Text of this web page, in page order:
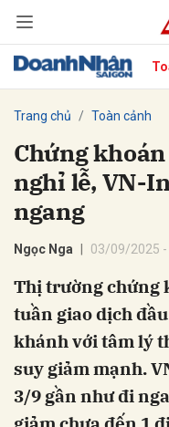
Trang chủ Toàn cảnh
Chứng
nghỉ lễ, VN-
ngang
Ngọc Nga 03/09/2025 -
Thị trường chứng
tuần giao dịch
khánh với tâm lý
suy giảm mạnh.
3/9 gần như đi